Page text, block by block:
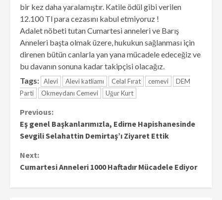
bir kez daha yaralamıştır. Katile ödül gibi verilen
12.100 Tl para cezasını kabul etmiyoruz !
Adalet nöbeti tutan Cumartesi anneleri ve Barış
Anneleri başta olmak üzere, hukukun sağlanması için
direnen bütün canlarla yan yana mücadele edeceğiz ve
bu davanın sonuna kadar takipçisi olacağız.
Tags: Alevi Alevi katliamı Celal Fırat cemevi
DEM
Parti
Okmeydanı Cemevi Uğur Kurt
Continue
Reading
Previous:
Eş genel Başkanlarımızla, Edirne Hapishanesinde
Sevgili Selahattin Demirtaş’ı Ziyaret Ettik
Next:
Cumartesi Anneleri 1000 Haftadır Mücadele Ediyor